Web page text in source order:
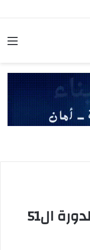
موريتانيا تشارك في الدورة ال51